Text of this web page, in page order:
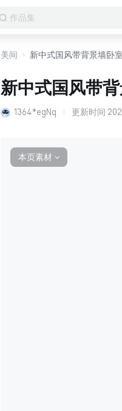
作品集
美间 新中式国风带背景墙卧
新中式国风带
1364*egNq 更新时间
本页素材 ∨